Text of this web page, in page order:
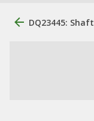
DQ23445: Shaft